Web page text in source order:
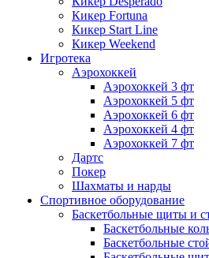
Кикер Fortuna
Кикер Start Line
Кикер Weekend
Игротека
Аэрохоккей
Аэрохоккей 3 фт
Аэрохоккей 5 фт
Аэрохоккей 6 фт
Аэрохоккей 4 фт
Аэрохоккей 7 фт
Дартс
Покер
Шахматы и нарды
Спортивное оборудование
Баскетбольные щиты и
Баскетбольные
Баскетбольные